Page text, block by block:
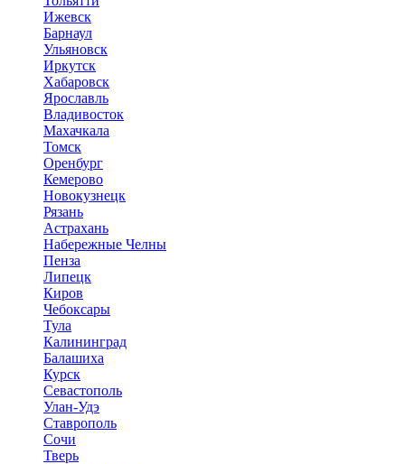
Ижевск
Барнаул
Ульяновск
Иркутск
Хабаровск
Ярославль
Владивосток
Махачкала
Томск
Оренбург
Кемерово
Новокузнецк
Рязань
Астрахань
Набережные Челны
Пенза
Липецк
Киров
Чебоксары
Тула
Калининград
Балашиха
Курск
Севастополь
Улан-Удэ
Ставрополь
Сочи
Тверь